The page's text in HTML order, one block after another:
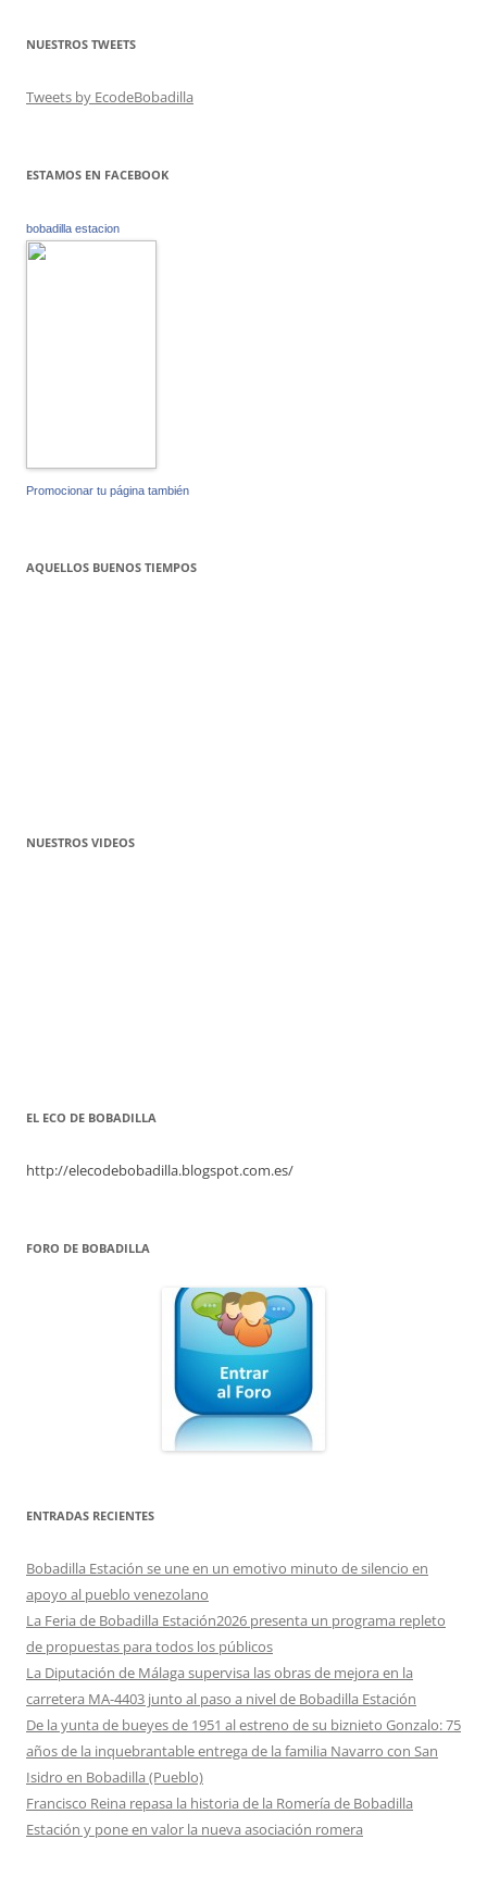
NUESTROS TWEETS
Tweets by EcodeBobadilla
ESTAMOS EN FACEBOOK
bobadilla estacion
Promocionar tu página también
AQUELLOS BUENOS TIEMPOS
NUESTROS VIDEOS
EL ECO DE BOBADILLA
http://elecodebobadilla.blogspot.com.es/
FORO DE BOBADILLA
ENTRADAS RECIENTES
Bobadilla Estación se une en un emotivo minuto de silencio en
apoyo al pueblo venezolano
La Feria de Bobadilla Estación2026 presenta un programa repleto
de propuestas para todos los públicos
La Diputación de Málaga supervisa las obras de mejora en la
carretera MA-4403 junto al paso a nivel de Bobadilla Estación
De la yunta de bueyes de 1951 al estreno de su biznieto Gonzalo: 75
años de la inquebrantable entrega de la familia Navarro con San
Isidro en Bobadilla (Pueblo)
Francisco Reina repasa la historia de la Romería de Bobadilla
Estación y pone en valor la nueva asociación romera